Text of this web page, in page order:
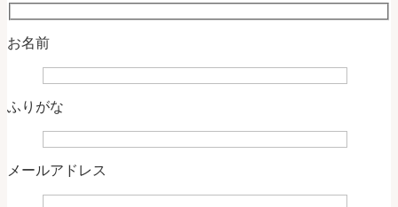
お名前
ふりがな
メールアドレス